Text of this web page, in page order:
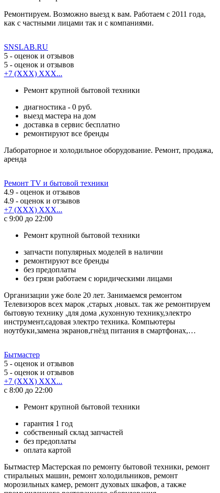
Ремонтируем. Возможно выезд к вам. Работаем с 2011 года,
как с частными лицами так и с компаниями.
SNSLAB.RU
5 - оценок и отзывов
5 - оценок и отзывов
+7 (XXX) XXX...
Ремонт крупной бытовой техники
диагностика - 0 руб.
выезд мастера на дом
доставка в сервис бесплатно
ремонтируют все бренды
Лабораторное и холодильное оборудование. Ремонт, продажа,
аренда
Ремонт TV и бытовой техники
4.9 - оценок и отзывов
4.9 - оценок и отзывов
+7 (XXX) XXX...
с 9:00 до 22:00
Ремонт крупной бытовой техники
запчасти популярных моделей в наличии
ремонтируют все бренды
без предоплаты
без грязи работаем с юридическими лицами
Организации уже боле 20 лет. Занимаемся ремонтом
Телевизоров всех марок ,старых ,новых. так же ремонтируем
бытовую технику ,для дома ,кухонную технику,электро
инструмент,садовая электро техника. Компьютеры
ноутбуки,замена экранов,гнёзд питания в смартфонах,…
Бытмастер
5 - оценок и отзывов
5 - оценок и отзывов
+7 (XXX) XXX...
с 8:00 до 22:00
Ремонт крупной бытовой техники
гарантия 1 год
собственный склад запчастей
без предоплаты
оплата картой
Бытмастер Мастерская по ремонту бытовой техники, ремонт
стиральных машин, ремонт холодильников, ремонт
морозильных камер, ремонт духовых шкафов, а также